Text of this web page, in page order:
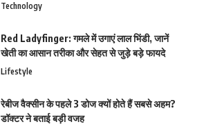
Technology
Red Ladyfinger: गमले में उगाएं लाल भिंडी, जानें
खेती का आसान तरीका और सेहत से जुड़े बड़े फायदे
Lifestyle
रेबीज वैक्सीन के पहले 3 डोज क्यों होते हैं सबसे अहम?
डॉक्टर ने बताई बड़ी वजह